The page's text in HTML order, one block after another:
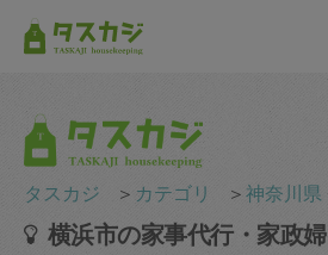
タスカジ ＞ カテゴリ ＞神奈川県
横浜市の家事代行・家政婦